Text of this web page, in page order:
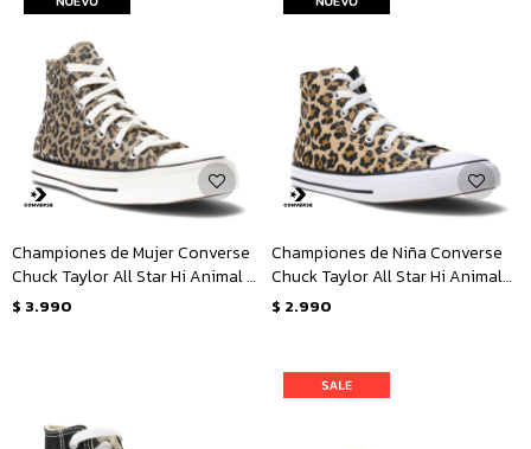
Championes de Mujer Converse
Chuck Taylor All Star Hi Animal -
Animal Print
$ 3.990
Championes de Niña Converse
Chuck Taylor All Star Hi Animal
Junior - Animal Print
$ 2.990